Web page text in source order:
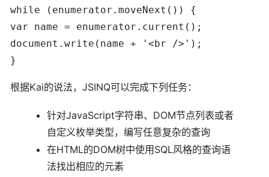
while (enumerator.moveNext()) {
var name = enumerator.current();
document.write(name + '<br />');
}
根据Kai的说法，JSINQ可以完成下列任务：
针对JavaScript字符串、DOM节点列表或者
自定义枚举类型，编写任意复杂的查询
在HTML的DOM树中使用SQL风格的查询语
法找出相应的元素